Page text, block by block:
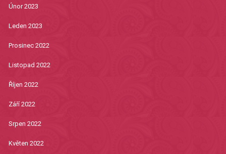
Únor 2023
Leden 2023
Prosinec 2022
Listopad 2022
Říjen 2022
Září 2022
Srpen 2022
Květen 2022